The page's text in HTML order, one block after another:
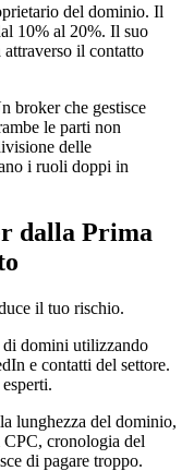
del dominio. Il
10% al 20%. Il suo
il contatto
broker che gestisce
le parti non
delle
i ruoli doppi in
dalla Prima
il tuo rischio.
domini utilizzando
e contatti del settore.
lunghezza del dominio,
cronologia del
di pagare troppo.